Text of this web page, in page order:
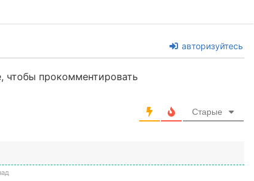
авторизуйтесь
чтобы прокомментировать
Старые